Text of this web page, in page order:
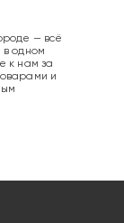
— всё
в одном
к нам за
и